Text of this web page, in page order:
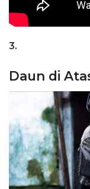
3.
Daun di